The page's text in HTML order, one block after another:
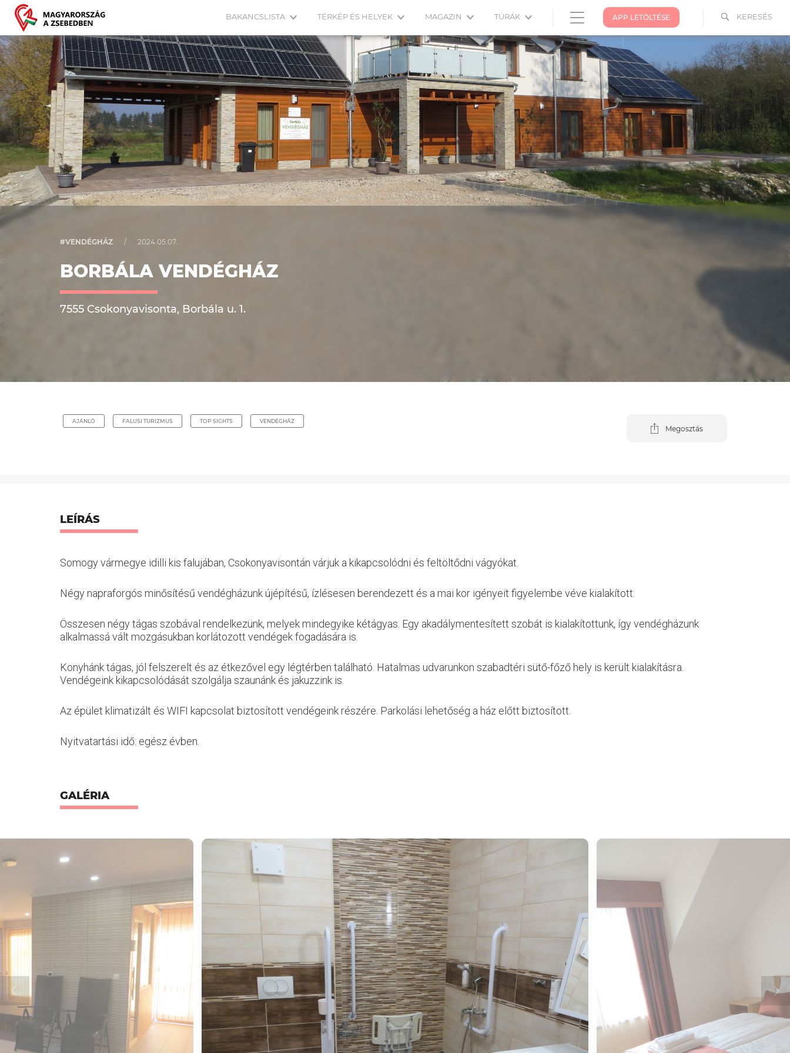
KERESÉS
APP LETÖLTÉSE
BAKANCSLISTA TÉRKÉP ÉS HELYEK MAGAZIN TÚRÁK
#VENDÉGHÁZ / 2024.05.07.
BORBÁLA VENDÉGHÁZ
7555 Csokonyavisonta, Borbála u. 1.
AJÁNLÓ FALUSI TURIZMUS TOP SIGHTS VENDÉGHÁZ
Megosztás
LEÍRÁS
Somogy vármegye idilli kis falujában, Csokonyavisontán várjuk a kikapcsolódni és feltöltődni vágyókat.
Négy napraforgós minősítésű vendégházunk újépítésű, ízlésesen berendezett és a mai kor igényeit figyelembe véve kialakított.
Összesen négy tágas szobával rendelkezünk, melyek mindegyike kétágyas. Egy akadálymentesített szobát is kialakítottunk, így vendégházunk
alkalmassá vált mozgásukban korlátozott vendégek fogadására is.
Konyhánk tágas, jól felszerelt és az étkezővel egy légtérben található. Hatalmas udvarunkon szabadtéri sütő-főző hely is került kialakításra.
Vendégeink kikapcsolódását szolgálja szaunánk és jakuzzink is.
Az épület klimatizált és WIFI kapcsolat biztosított vendégeink részére. Parkolási lehetőség a ház előtt biztosított.
Nyitvatartási idő: egész évben.
GALÉRIA